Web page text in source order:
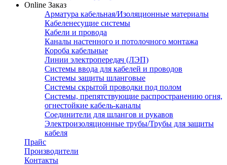
Online Заказ
Арматура кабельная/Изоляционные материалы
Кабеленесущие системы
Кабели и провода
Каналы настенного и потолочного монтажа
Короба кабельные
Линии электропередач (ЛЭП)
Системы ввода для кабелей и проводов
Системы защиты шланговые
Системы скрытой проводки под полом
Системы, препятствующие распространению огня,
огнестойкие кабель-каналы
Соединители для шлангов и рукавов
Электроизоляционные трубы/Трубы для защиты
кабеля
Прайс
Производители
Контакты